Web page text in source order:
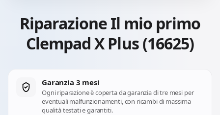
Riparazione Il mio primo
Clempad X Plus (16625)
Garanzia 3 mesi
Ogni riparazione è coperta da garanzia di tre mesi per
eventuali malfunzionamenti, con ricambi di massima
qualità testati e garantiti.